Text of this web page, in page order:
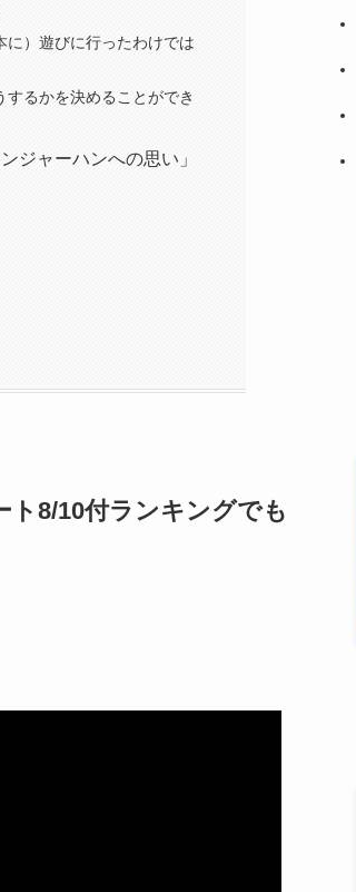
に）遊びに行ったわけでは
るかを決めることができ
ジャーハンへの思い」
8/10付ランキングでも